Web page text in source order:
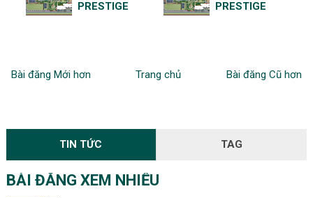
PRESTIGE PRESTIGE
Bài đăng Mới hơn Trang chủ Bài đăng Cũ hơn
TIN TỨC TAG
BÀI ĐĂNG XEM NHIỀU